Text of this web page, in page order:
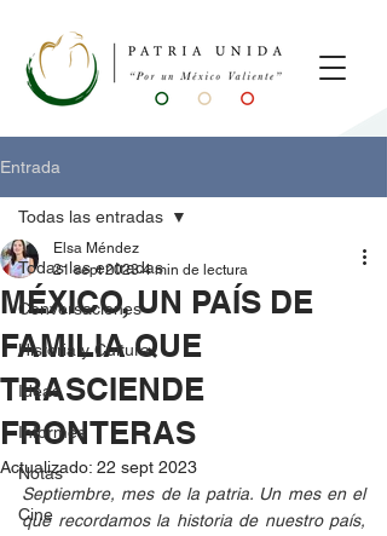
Entrada
Todas las entradas
Conversaciones
Historia y Cultura
Ideas
Informes
Notas
Cine
Todas las entradas
MÉXICO, UN PAÍS DE
FAMILIA QUE
TRASCIENDE
FRONTERAS
Elsa Méndez
21 sept 2023 4 min de lectura
Actualizado: 22 sept 2023
Septiembre, mes de la patria. Un mes en el
que recordamos la historia de nuestro país,